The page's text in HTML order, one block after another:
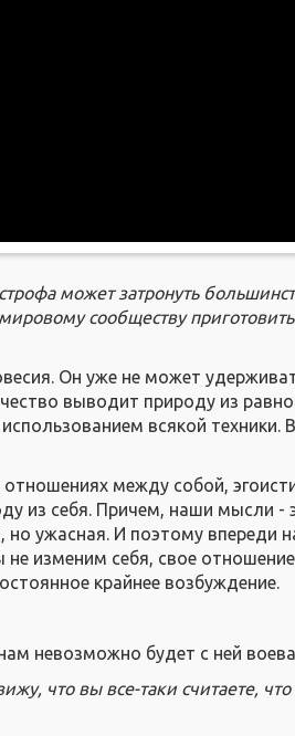
может затронуть
сообществу
Он уже не может
выводит природу из
всякой техники.
между собой,
из себя. Причем, наши мысли -
но ужасная. И поэтому впереди
не изменим себя, свое
крайнее возбуждение.
невозможно будет с ней
что вы все-таки считаете,